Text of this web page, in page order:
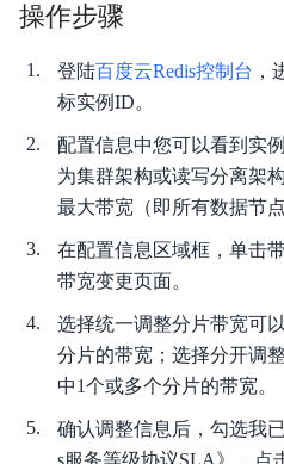
操作步骤
登陆百度云Redis控制台 ，
标实例ID。
配置信息中您可以看到实
为集群架构或读写分离架
最大带宽（即所有数据节
在配置信息区域框，单击
带宽变更页面。
选择统一调整分片带宽可
分片的带宽；选择分开调
中1个或多个分片的带宽。
确认调整信息后，勾选我
s服务等级协议SLA》，点